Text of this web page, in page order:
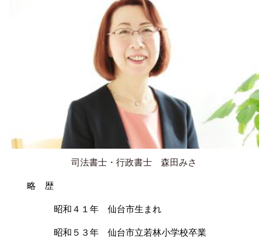
司法書士・行政書士 森田みさ
略 歴
昭和４１年 仙台市生まれ
昭和５３年 仙台市立若林小学校卒業